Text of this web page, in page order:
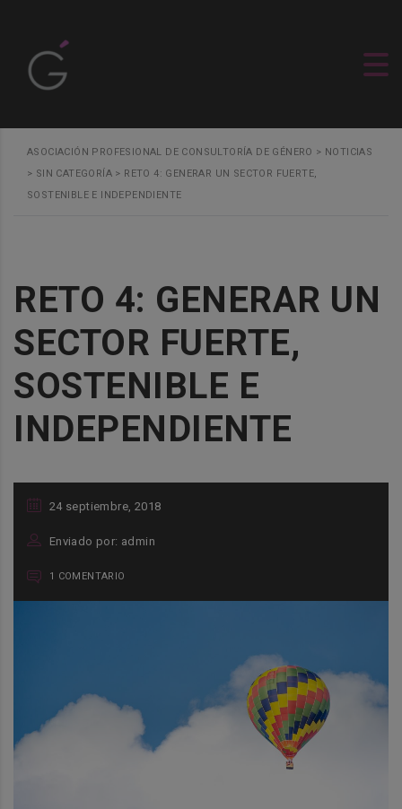
ASOCIACIÓN PROFESIONAL DE CONSULTORÍA DE GÉNERO > NOTICIAS
> SIN CATEGORÍA > RETO 4: GENERAR UN SECTOR FUERTE,
SOSTENIBLE E INDEPENDIENTE
RETO 4: GENERAR UN
SECTOR FUERTE,
SOSTENIBLE E
INDEPENDIENTE
24 septiembre, 2018
Enviado por: admin
1 COMENTARIO